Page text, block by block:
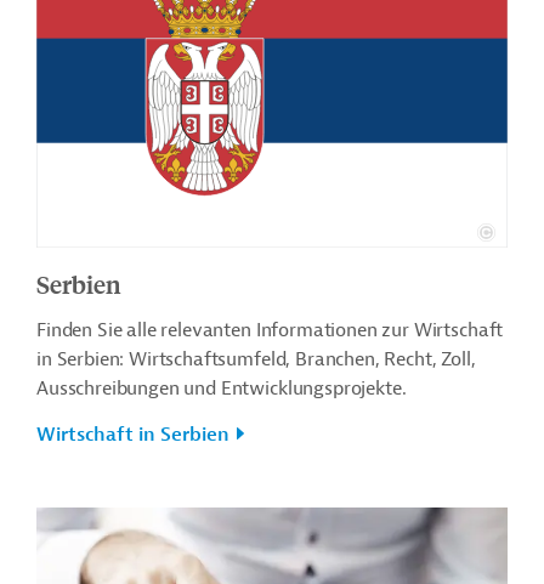
Serbien
Finden Sie alle relevanten Informationen zur Wirtschaft
in Serbien: Wirtschaftsumfeld, Branchen, Recht, Zoll,
Ausschreibungen und Entwicklungsprojekte.
Wirtschaft in Serbien